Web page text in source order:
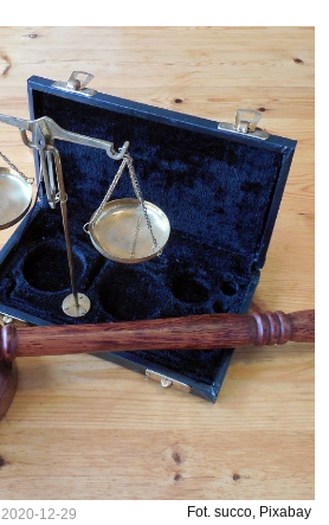
2020-12-29 Fot. succo, Pixabay